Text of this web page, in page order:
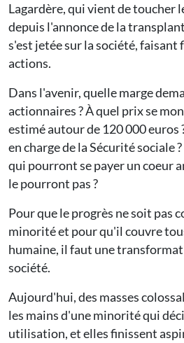
Lagardère, qui vient de toucher
depuis l'annonce de la
s'est jetée sur la société, faisant
actions.
Dans l'avenir, quelle marge
actionnaires ? À quel prix se
estimé autour de 120 000 euros
en charge de la Sécurité sociale
qui pourront se payer un coeur
le pourront pas ?
Pour que le progrès ne soit pas
minorité et pour qu'il couvre
humaine, il faut une
société.
Aujourd'hui, des masses
les mains d'une minorité qui
utilisation, et elles finissent